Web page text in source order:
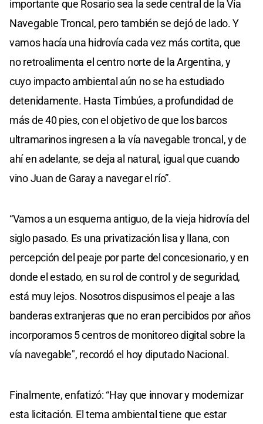
importante que Rosario sea la sede central de la Vía
Navegable Troncal, pero también se dejó de lado. Y
vamos hacía una hidrovía cada vez más cortita, que
no retroalimenta el centro norte de la Argentina, y
cuyo impacto ambiental aún no se ha estudiado
detenidamente. Hasta Timbúes, a profundidad de
más de 40 pies, con el objetivo de que los barcos
ultramarinos ingresen a la vía navegable troncal, y de
ahí en adelante, se deja al natural, igual que cuando
vino Juan de Garay a navegar el río”.
“Vamos a un esquema antiguo, de la vieja hidrovía del
siglo pasado. Es una privatización lisa y llana, con
percepción del peaje por parte del concesionario, y en
donde el estado, en su rol de control y de seguridad,
está muy lejos. Nosotros dispusimos el peaje a las
banderas extranjeras que no eran percibidos por años
incorporamos 5 centros de monitoreo digital sobre la
vía navegable", recordó el hoy diputado Nacional.
Finalmente, enfatizó: “Hay que innovar y modernizar
esta licitación. El tema ambiental tiene que estar